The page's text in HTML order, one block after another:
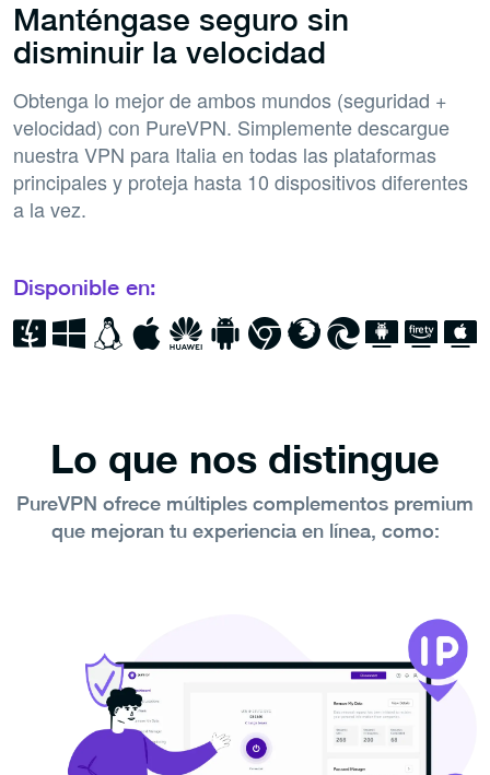
Manténgase seguro sin
disminuir la velocidad
Obtenga lo mejor de ambos mundos (seguridad +
velocidad) con PureVPN. Simplemente descargue
nuestra VPN para Italia en todas las plataformas
principales y proteja hasta 10 dispositivos diferentes
a la vez.
Disponible en:
Lo que nos distingue
PureVPN ofrece múltiples complementos premium
que mejoran tu experiencia en línea, como: